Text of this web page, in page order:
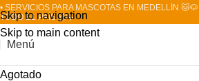
Skip to navigation
Skip to main content
• SERVICIOS PARA MASCOTAS EN MEDELLÍN 🐱🐶
TODO EL PAÍS 📦✈️
Menú
Agotado